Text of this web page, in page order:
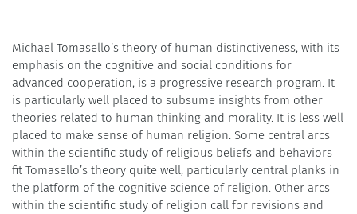
Michael Tomasello’s theory of human distinctiveness, with its
emphasis on the cognitive and social conditions for
advanced cooperation, is a progressive research program. It
is particularly well placed to subsume insights from other
theories related to human thinking and morality. It is less well
placed to make sense of human religion. Some central arcs
within the scientific study of religious beliefs and behaviors
fit Tomasello’s theory quite well, particularly central planks in
the platform of the cognitive science of religion. Other arcs
within the scientific study of religion call for revisions and